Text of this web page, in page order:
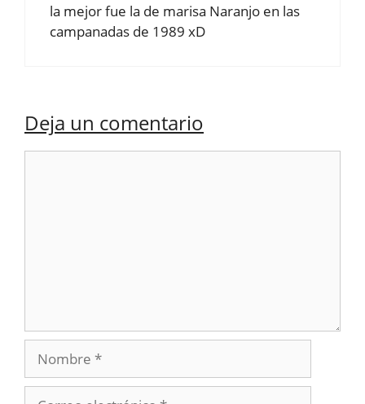
la mejor fue la de marisa Naranjo en las
campanadas de 1989 xD
Deja un comentario
Nombre